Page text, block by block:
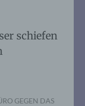
schiefen
GEGEN DAS